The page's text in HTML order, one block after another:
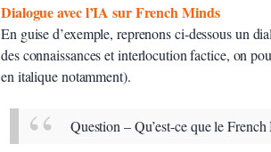
Dialogue avec l’IA sur French Minds
En guise d’exemple, reprenons ci-dessous un
des connaissances et interlocution factice, on
en italique notamment).
Question – Qu’est-ce que le